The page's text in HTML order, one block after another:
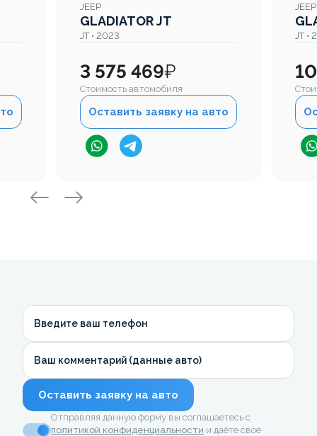
JEEP
GLADIATOR JT
JT • 2023
3 575 469₽
Стоимость автомобиля
Оставить заявку на авто
JEEP
JT •
Введите ваш телефон
Ваш комментарий (данные авто)
Оставить заявку на авто
Отправляя данную форму вы соглашаетесь с
политикой конфиденциальности и даёте своё